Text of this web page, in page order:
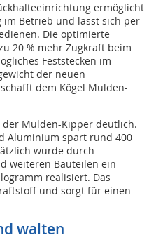
ermöglicht
Betrieb und lässt sich per
Die optimierte
20 % mehr Zugkraft beim
Feststecken im
der neuen
dem Kögel Mulden-
der Mulden-Kipper deutlich.
Aluminium spart rund 400
wurde durch
weiteren Bauteilen ein
realisiert. Das
und sorgt für einen
walten